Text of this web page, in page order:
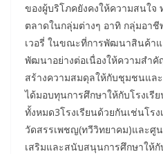
ของผู้บริโภคยังคงให้ความสนใจ
ตลาดในกลุ่มต่างๆ อาทิ กลุ่มอา
เวอรี่ ในขณะที่การพัฒนาสินค้าแ
พัฒนาอย่างต่อเนื่องให้ความสำ
สร้างความสมดุลให้กับชุมชนแล
ได้มอบทุนการศึกษาให้กับโรงเ
ทั้งหมด3โรงเรียนด้วยกันเช่นโร
วัดสรรเพชญ(ทวีวิทยาคม)และศู
เสริมและสนับสนุนการศึกษาให้